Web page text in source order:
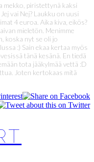
mekko, piristettynä kaksi
vai Nej? Laukku on uusi
4 euroa. Aika kiva, eikös?
mieletön. Menimme
koska nyt se oli jo
:) Sain ekaa kertaa myös
tänä kesänä. En tiedä
tota jääkylmää vettä :D
Joten kertokaas mitä